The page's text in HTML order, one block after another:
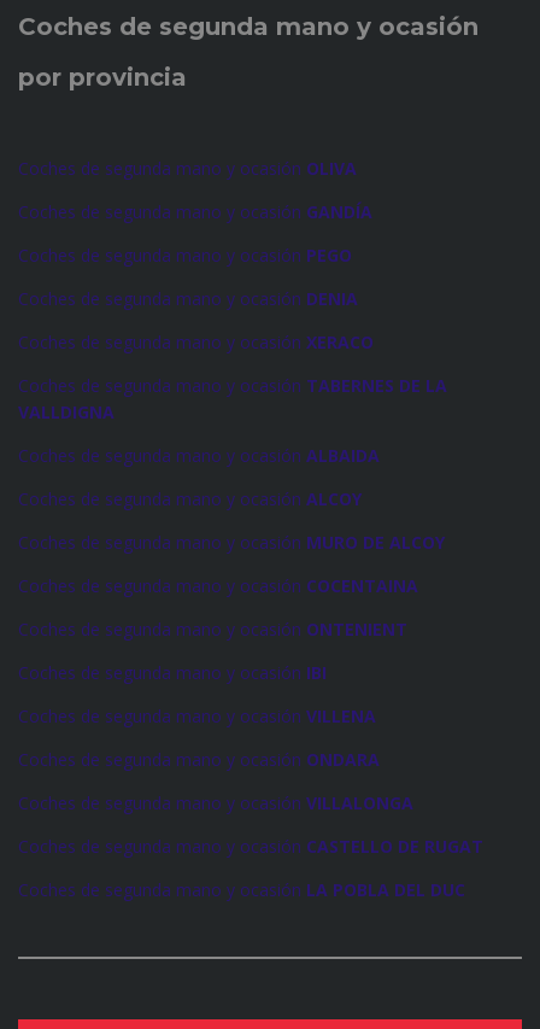
Coches de segunda mano y ocasión
por provincia
Coches de segunda mano y ocasión OLIVA
Coches de segunda mano y ocasión GANDÍA
Coches de segunda mano y ocasión PEGO
Coches de segunda mano y ocasión DENIA
Coches de segunda mano y ocasión XERACO
Coches de segunda mano y ocasión TABERNES DE LA
VALLDIGNA
Coches de segunda mano y ocasión ALBAIDA
Coches de segunda mano y ocasión ALCOY
Coches de segunda mano y ocasión MURO DE ALCOY
Coches de segunda mano y ocasión COCENTAINA
Coches de segunda mano y ocasión ONTENIENT
Coches de segunda mano y ocasión IBI
Coches de segunda mano y ocasión VILLENA
Coches de segunda mano y ocasión ONDARA
Coches de segunda mano y ocasión VILLALONGA
Coches de segunda mano y ocasión CASTELLO DE RUGAT
Coches de segunda mano y ocasión LA POBLA DEL DUC